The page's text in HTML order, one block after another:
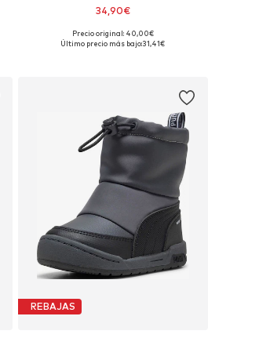
34,90€
Disponible en muchas tallas
Precio original: 40,00€
Último precio más bajo:31,41€
REBAJAS